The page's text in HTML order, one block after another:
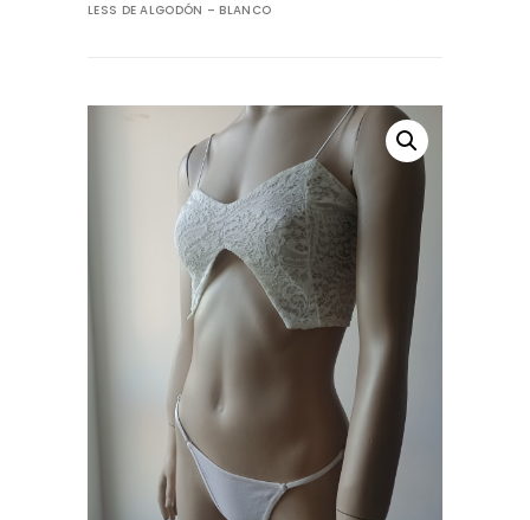
LESS DE ALGODÓN – BLANCO